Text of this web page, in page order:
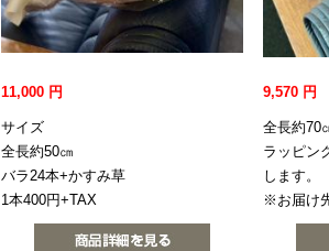
11,000 円
サイズ
全長約50㎝
バラ24本+かすみ草
1本400円+TAX
9,570 円
全長約70
ラッピン
します。
※お届け